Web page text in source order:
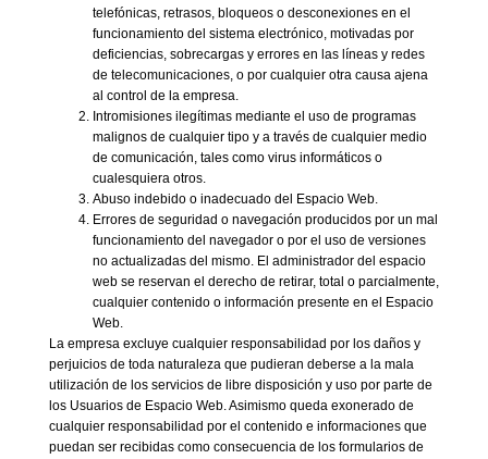
telefónicas, retrasos, bloqueos o desconexiones en el
funcionamiento del sistema electrónico, motivadas por
deficiencias, sobrecargas y errores en las líneas y redes
de telecomunicaciones, o por cualquier otra causa ajena
al control de la empresa.
Intromisiones ilegítimas mediante el uso de programas
malignos de cualquier tipo y a través de cualquier medio
de comunicación, tales como virus informáticos o
cualesquiera otros.
Abuso indebido o inadecuado del Espacio Web.
Errores de seguridad o navegación producidos por un mal
funcionamiento del navegador o por el uso de versiones
no actualizadas del mismo. El administrador del espacio
web se reservan el derecho de retirar, total o parcialmente,
cualquier contenido o información presente en el Espacio
Web.
La empresa excluye cualquier responsabilidad por los daños y
perjuicios de toda naturaleza que pudieran deberse a la mala
utilización de los servicios de libre disposición y uso por parte de
los Usuarios de Espacio Web. Asimismo queda exonerado de
cualquier responsabilidad por el contenido e informaciones que
puedan ser recibidas como consecuencia de los formularios de